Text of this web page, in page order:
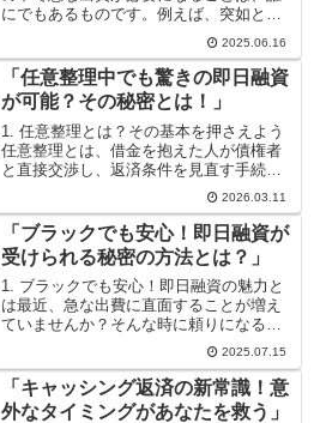
にでもあるものです。例えば、突如とし
て発生した医療費や修理代、旅行費用な
ど、思いもよらない支出が発生すること
があります。そんな時、即日融資トラス
トという頼もしい選択肢が...
2025.06.16
「任意整理中でも驚きの即日融資
が可能？その秘密とは！」
1. 任意整理とは？その基本を押さえよう
任意整理とは、借金を抱えた人が債権者
と直接交渉し、返済条件を見直す手続き
のことです。これを通じて、月々の返済
額を軽減したり、金利を減少させたりす
ることができます。「任意」とついてい
る通り、裁判所を介さ...
2026.03.11
「ブラックでも安心！即日融資が
受けられる秘密の方法とは？」
1. ブラックでも安心！即日融資の魅力と
は最近、急な出費に直面することが増え
ていませんか？そんな時に頼りになるの
が即日融資です！特にブラックリストに
載っている方にとっても、安心して利用
できる手段があるのです。即日融資の最
大の魅力は、なんとい...
2025.07.15
「キャッシング返済の新常識！意
外なタイミングがあなたを救う」